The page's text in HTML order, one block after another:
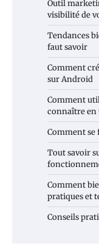
Outil
visibilité de
Tendances
faut savoir
Comment
sur Android
Comment
connaître en
Comment se
Tout savoir
Comment
pratiques et
Conseils